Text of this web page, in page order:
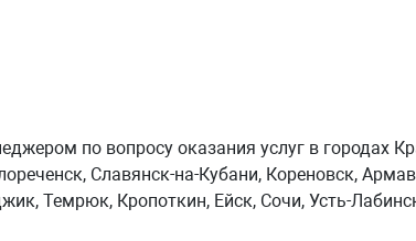
по вопросу оказания услуг в городах
Славянск-на-Кубани, Кореновск,
Темрюк, Кропоткин, Ейск, Сочи, Усть-